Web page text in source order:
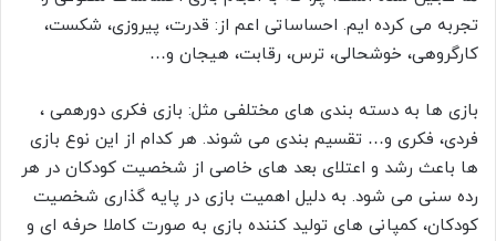
تجربه می کرده ایم. احساساتی اعم از: قدرت، پیروزی، شکست،
کارگروهی، خوشحالی، ترس، رقابت، هیجان و…
بازی ها به دسته بندی های مختلفی مثل: بازی فکری دورهمی ،
فردی، فکری و… تقسیم بندی می شوند. هر کدام از این نوع بازی
ها باعث رشد و اعتلای بعد های خاصی از شخصیت کودکان در هر
رده سنی می شود. به دلیل اهمیت بازی در پایه گذاری شخصیت
کودکان، کمپانی های تولید کننده بازی به صورت کاملا حرفه ای و